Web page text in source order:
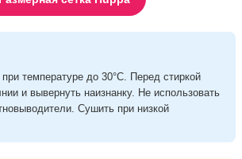
температуре до 30°C. Перед стиркой
и вывернуть наизнанку. Не использовать
Сушить при низкой